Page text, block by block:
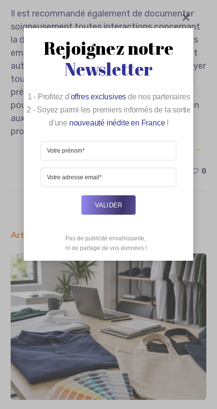
Il est recommandé également de documenter
soigneusement toutes interactions concernant
la demande de
rupture conventionnelle
. Des
emails échangés, notes ou rapports produiront
autant de preuves potentielles utiles pour étayer
toute contestation ultérieure. Bien informé et
préparé, le salarié renforce globalement son
pouvoir de négociation, minimisant l’exposition
aux impondérables liés à son statut
professionnel.
0
Articles Relatifs
Rejoignez notre
Newsletter
1 - Profitez d'offres exclusives de nos partenaires
2 - Soyez parmi les premiers informés de la sortie
d'une nouveauté inédite en France!
VALIDER
Pas de publicité envahissante,
ni de partage de vos données !